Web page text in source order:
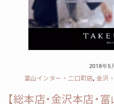
2018年5
富山インター・二口町店, 金沢
【総本店・金沢本店・